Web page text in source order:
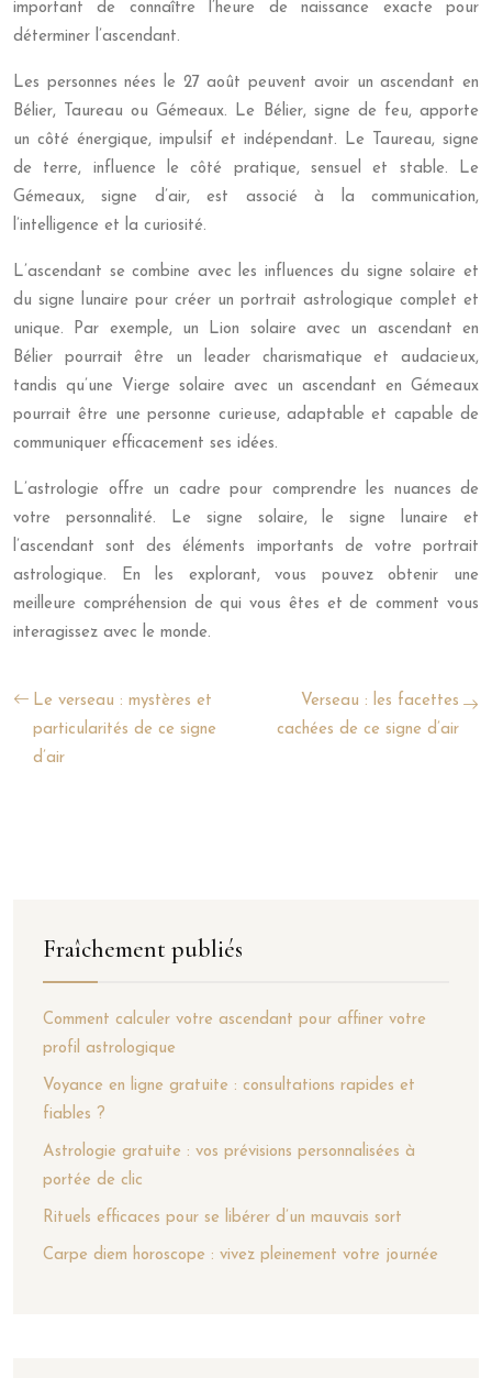
important de connaître l’heure de naissance exacte pour
déterminer l’ascendant.
Les personnes nées le 27 août peuvent avoir un ascendant en
Bélier, Taureau ou Gémeaux. Le Bélier, signe de feu, apporte
un côté énergique, impulsif et indépendant. Le Taureau, signe
de terre, influence le côté pratique, sensuel et stable. Le
Gémeaux, signe d’air, est associé à la communication,
l’intelligence et la curiosité.
L’ascendant se combine avec les influences du signe solaire et
du signe lunaire pour créer un portrait astrologique complet et
unique. Par exemple, un Lion solaire avec un ascendant en
Bélier pourrait être un leader charismatique et audacieux,
tandis qu’une Vierge solaire avec un ascendant en Gémeaux
pourrait être une personne curieuse, adaptable et capable de
communiquer efficacement ses idées.
L’astrologie offre un cadre pour comprendre les nuances de
votre personnalité. Le signe solaire, le signe lunaire et
l’ascendant sont des éléments importants de votre portrait
astrologique. En les explorant, vous pouvez obtenir une
meilleure compréhension de qui vous êtes et de comment vous
interagissez avec le monde.
Le verseau : mystères et
particularités de ce signe
d’air
Verseau : les facettes
cachées de ce signe d’air
Fraîchement publiés
Comment calculer votre ascendant pour affiner votre
profil astrologique
Voyance en ligne gratuite : consultations rapides et
fiables ?
Astrologie gratuite : vos prévisions personnalisées à
portée de clic
Rituels efficaces pour se libérer d’un mauvais sort
Carpe diem horoscope : vivez pleinement votre journée